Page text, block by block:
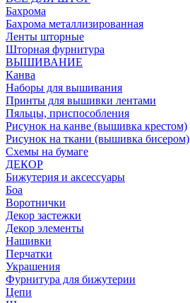
Бахрома
Бахрома металлизированная
Ленты шторные
Шторная фурнитура
ВЫШИВАНИЕ
Канва
Наборы для вышивания
Принты для вышивки лентами
Пяльцы, приспособления
Рисунок на канве (вышивка крестом)
Рисунок на ткани (вышивка бисером)
Схемы на бумаге
ДЕКОР
Бижутерия и аксессуары
Боа
Воротнички
Декор застежки
Декор элементы
Нашивки
Перчатки
Украшения
Фурнитура для бижутерии
Цепи